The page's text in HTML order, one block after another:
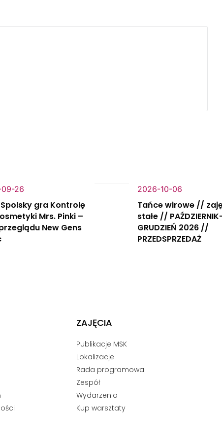
26
gra Kontrolę
Mrs. Pinki –
New Gens
2026-10-06
Tańce wirowe //
stałe //
GRUDZIEŃ 2026 //
PRZEDSPRZEDAŻ
ZAJĘCIA
Publikacje MSK
Lokalizacje
Rada programowa
Zespół
Wydarzenia
Kup warsztaty